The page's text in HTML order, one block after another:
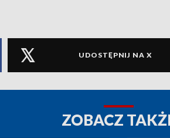
UDOSTĘPNIJ NA X
ZOBACZ